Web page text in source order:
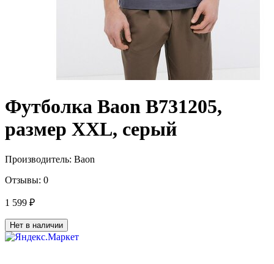
Футболка Baon B731205,
размер XXL, серый
Производитель: Baon
Отзывы: 0
1 599 ₽
Нет в наличии